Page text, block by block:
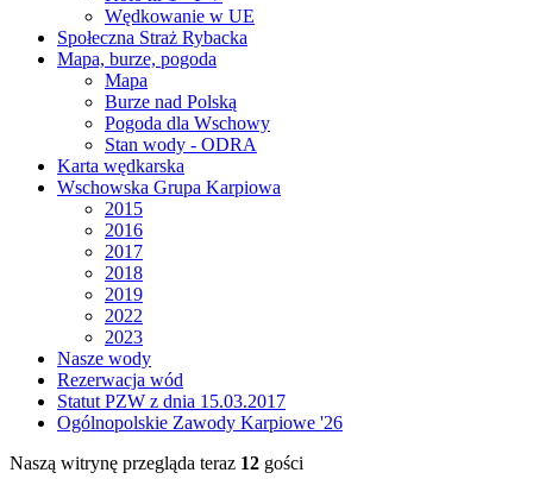
Wędkowanie w UE
Społeczna Straż Rybacka
Mapa, burze, pogoda
Mapa
Burze nad Polską
Pogoda dla Wschowy
Stan wody - ODRA
Karta wędkarska
Wschowska Grupa Karpiowa
2015
2016
2017
2018
2019
2022
2023
Nasze wody
Rezerwacja wód
Statut PZW z dnia 15.03.2017
Ogólnopolskie Zawody Karpiowe '26
Naszą witrynę przegląda teraz 12 gości